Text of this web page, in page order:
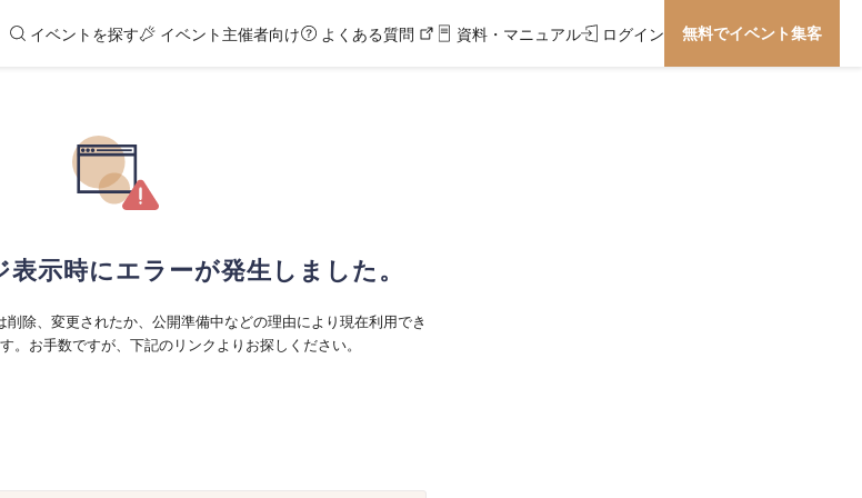
イベントを探す イベント主催者向け よくある質問 資料・マニュアル ログイン 無料でイベント集客
示時にエラーが発生しました。
除、変更されたか、公開準備中などの理由により現在利用でき
。お手数ですが、下記のリンクよりお探しください。